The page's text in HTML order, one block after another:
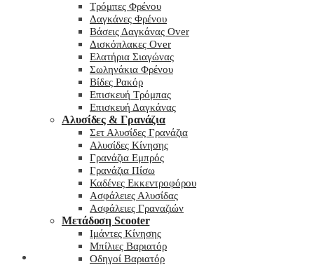
My wishlist
Τρόμπες Φρένου
Δαγκάνες Φρένου
Βάσεις Δαγκάνας Over
Δισκόπλακες Over
Ελατήρια Σιαγώνας
Σωληνάκια Φρένου
Βίδες Ρακόρ
Επισκευή Τρόμπας
Επισκευή Δαγκάνας
Αλυσίδες & Γρανάζια
Σετ Αλυσίδες Γρανάζια
Αλυσίδες Κίνησης
Γρανάζια Εμπρός
Γρανάζια Πίσω
Καδένες Εκκεντροφόρου
Ασφάλειες Αλυσίδας
Ασφάλειες Γραναζιών
Μετάδοση Scooter
Ιμάντες Κίνησης
Μπίλιες Βαριατόρ
Οδηγοί Βαριατόρ